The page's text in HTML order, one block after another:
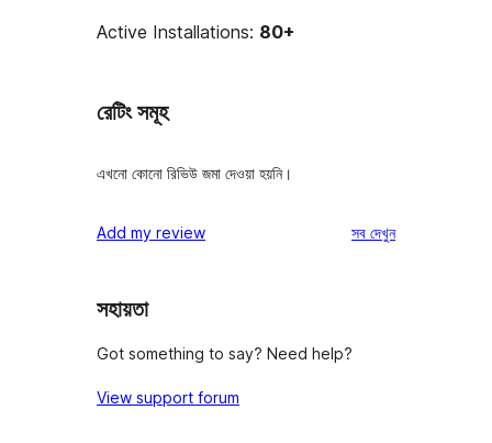
Active Installations: 80+
রেটিং সমূহ
এখনো কোনো রিভিউ জমা দেওয়া হয়নি।
Add my review সবরিভিউ
দেখুন
সহায়তা
Got something to say? Need help?
View support forum